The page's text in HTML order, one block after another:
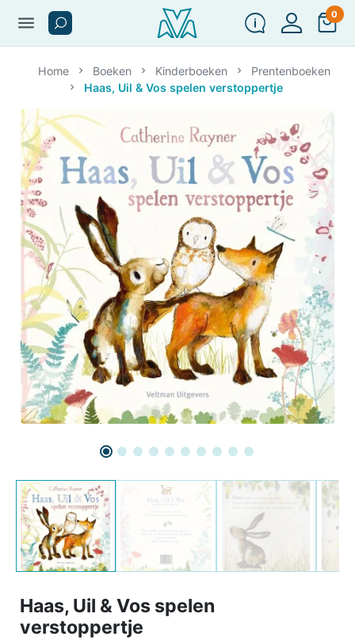
menu 0
Home Boeken Kinderboeken
Prentenboeken
Haas, Uil & Vos spelen verstoppertje
Haas, Uil & Vos spelen
verstoppertje